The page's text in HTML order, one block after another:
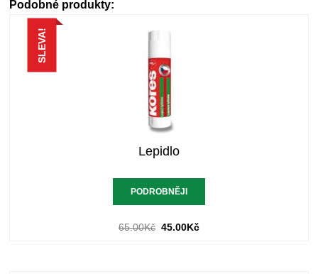
Podobné produkty:
SLEVA!
Lepidlo
PODROBNĚJI
65.00Kč 45.00Kč